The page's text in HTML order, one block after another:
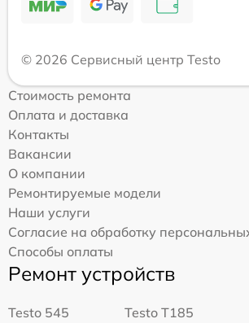
© 2026 Сервисный центр Testo
Стоимость ремонта
Оплата и доставка
Контакты
Вакансии
О компании
Ремонтируемые модели
Наши услуги
Согласие на обработку
Способы оплаты
Ремонт устройств
Testo 545
Testo T185